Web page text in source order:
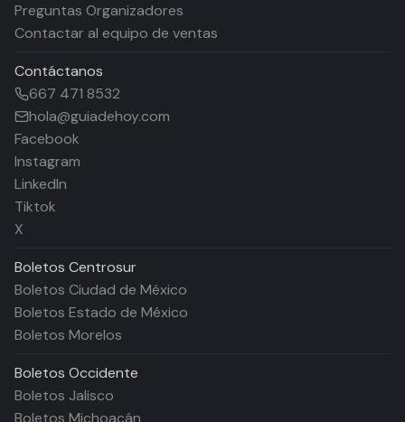
Preguntas Organizadores
Contactar al equipo de ventas
Contáctanos
667 471 8532
hola@guiadehoy.com
Facebook
Instagram
LinkedIn
Tiktok
X
Boletos Centrosur
Boletos Ciudad de México
Boletos Estado de México
Boletos Morelos
Boletos Occidente
Boletos Jalisco
Boletos Michoacán